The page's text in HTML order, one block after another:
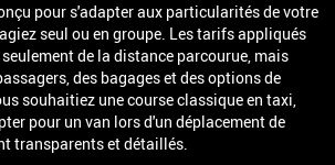
pour s'adapter aux particularités de votre
seul ou en groupe. Les tarifs appliqués
de la distance parcourue, mais
des bagages et des options de
souhaitiez une course classique en taxi,
pour un van lors d'un déplacement de
transparents et détaillés.